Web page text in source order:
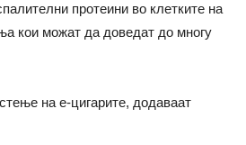
протеини во клетките на
кои можат да доведат до многу
на е-цигарите, додаваат